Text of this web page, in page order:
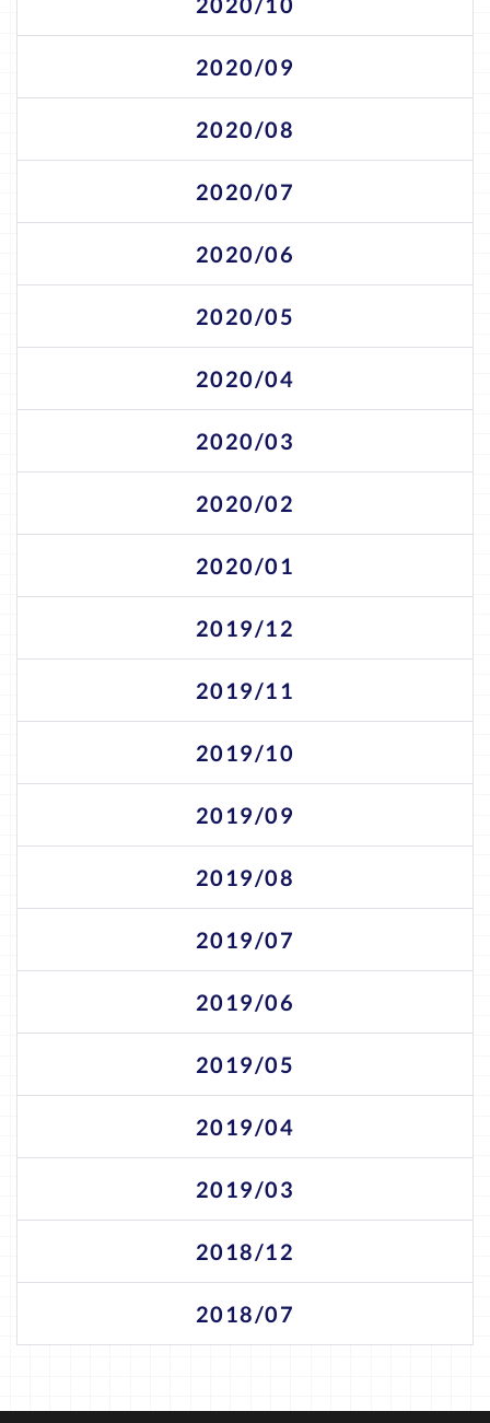
2020/09
2020/08
2020/07
2020/06
2020/05
2020/04
2020/03
2020/02
2020/01
2019/12
2019/11
2019/10
2019/09
2019/08
2019/07
2019/06
2019/05
2019/04
2019/03
2018/12
2018/07